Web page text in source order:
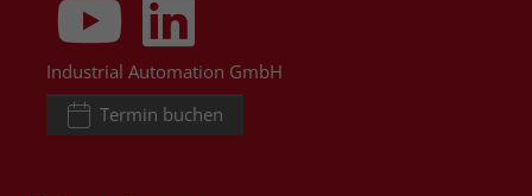
Industrial Automation GmbH
Termin buchen